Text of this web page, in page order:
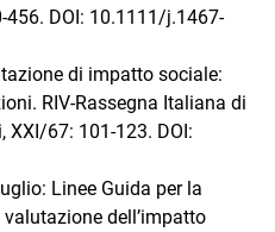
DOI: 10.1111/j.1467-
di impatto sociale:
RIV-Rassegna Italiana di
XXI/67: 101-123. DOI:
Linee Guida per la
dell’impatto